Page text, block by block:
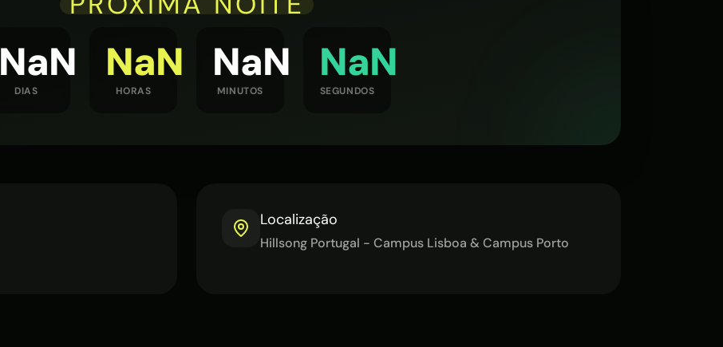
NaN
DIAS
NaN
HORAS
NaN
MINUTOS
NaN
SEGUNDOS
Localização
Hillsong Portugal - Campus Lisboa & Campus Porto